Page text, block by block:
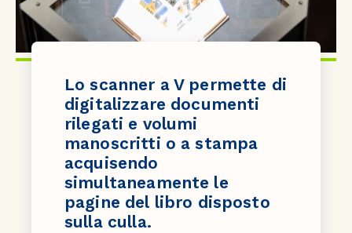
Lo scanner a V permette di
digitalizzare documenti
rilegati e volumi
manoscritti o a stampa
acquisendo
simultaneamente le
pagine del libro disposto
sulla culla.